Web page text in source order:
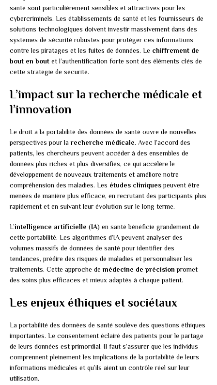
santé sont particulièrement sensibles et attractives pour les
cybercriminels. Les établissements de santé et les fournisseurs de
solutions technologiques doivent investir massivement dans des
systèmes de sécurité robustes pour protéger ces informations
contre les piratages et les fuites de données. Le chiffrement de
bout en bout et l’authentification forte sont des éléments clés de
cette stratégie de sécurité.
L’impact sur la recherche médicale et
l’innovation
Le droit à la portabilité des données de santé ouvre de nouvelles
perspectives pour la recherche médicale. Avec l’accord des
patients, les chercheurs peuvent accéder à des ensembles de
données plus riches et plus diversifiés, ce qui accélère le
développement de nouveaux traitements et améliore notre
compréhension des maladies. Les études cliniquespeuvent être
menées de manière plus efficace, en recrutant des participants plus
rapidement et en suivant leur évolution sur le long terme.
L’intelligence artificielle (IA) en santé bénéficie grandement de
cette portabilité. Les algorithmes d’IA peuvent analyser des
volumes massifs de données de santé pour identifier des
tendances, prédire des risques de maladies et personnaliser les
traitements. Cette approche de médecine de précision promet
des soins plus efficaces et mieux adaptés à chaque patient.
Les enjeux éthiques et sociétaux
La portabilité des données de santé soulève des questions éthiques
importantes. Le consentement éclairé des patients pour le partage
de leurs données est primordial. Il faut s’assurer que les individus
comprennent pleinement les implications de la portabilité de leurs
informations médicales et qu’ils aient un contrôle réel sur leur
utilisation.